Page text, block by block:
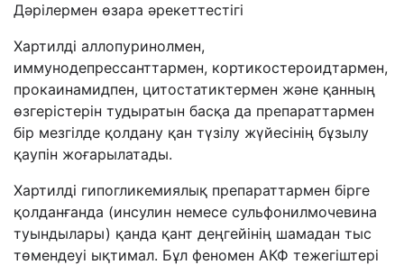
Дәрілермен өзара әрекеттестігі
Хартилді аллопуринолмен,
иммунодепрессанттармен, кортикостероидтармен,
прокаинамидпен, цитостатиктермен және қанның
өзгерістерін тудыратын басқа да препараттармен
бір мезгілде қолдану қан түзілу жүйесінің бұзылу
қаупін жоғарылатады.
Хартилді гипогликемиялық препараттармен бірге
қолданғанда (инсулин немесе сульфонилмочевина
туындылары) қанда қант деңгейінің шамадан тыс
төмендеуі ықтимал. Бұл феномен АКФ тежегіштері